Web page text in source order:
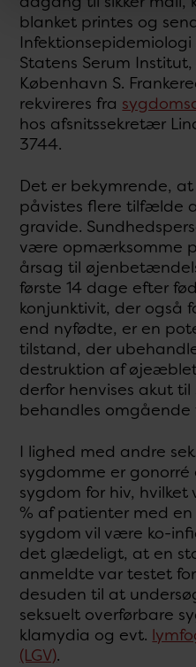
blanket printes og
Statens Serum
København S.
rekvireres fra
hos afsnitssekretær
3744.
Det er bekymrende,
påvistes flere tilfælde
gravide.
være opmærksomme
årsag til
første 14 dage efter
konjunktivit, der også
end nyfødte, er en
tilstand, der
destruktion af
derfor henvises akut
behandles omgående
I lighed med andre
sygdomme er
sygdom for hiv, hvilket
% af patienter med
sygdom vil være ko-
det glædeligt, at en
anmeldte var testet
desuden til at
seksuelt overførbare
klamydia og evt.
(LGV).